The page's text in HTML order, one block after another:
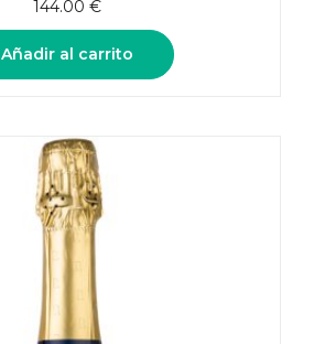
144.00 €
Añadir al carrito